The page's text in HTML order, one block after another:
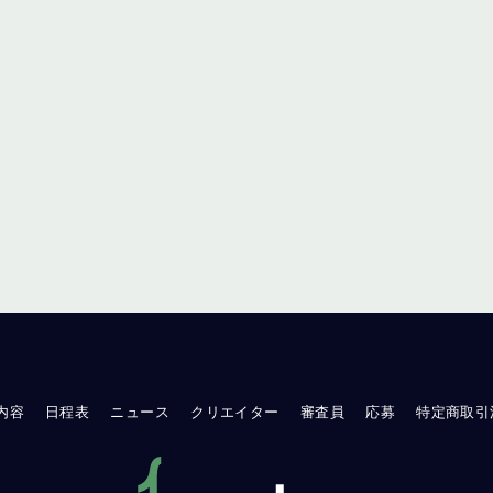
容 日程表 ニュース クリエイター 審査員 応募 特定商取